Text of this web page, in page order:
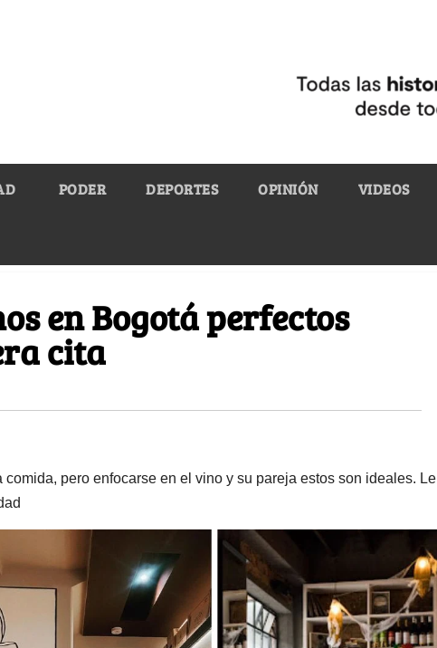
PODER DEPORTES OPINIÓN VIDEOS
en Bogotá perfectos
cita
pero enfocarse en el vino y su pareja estos son ideales. Le